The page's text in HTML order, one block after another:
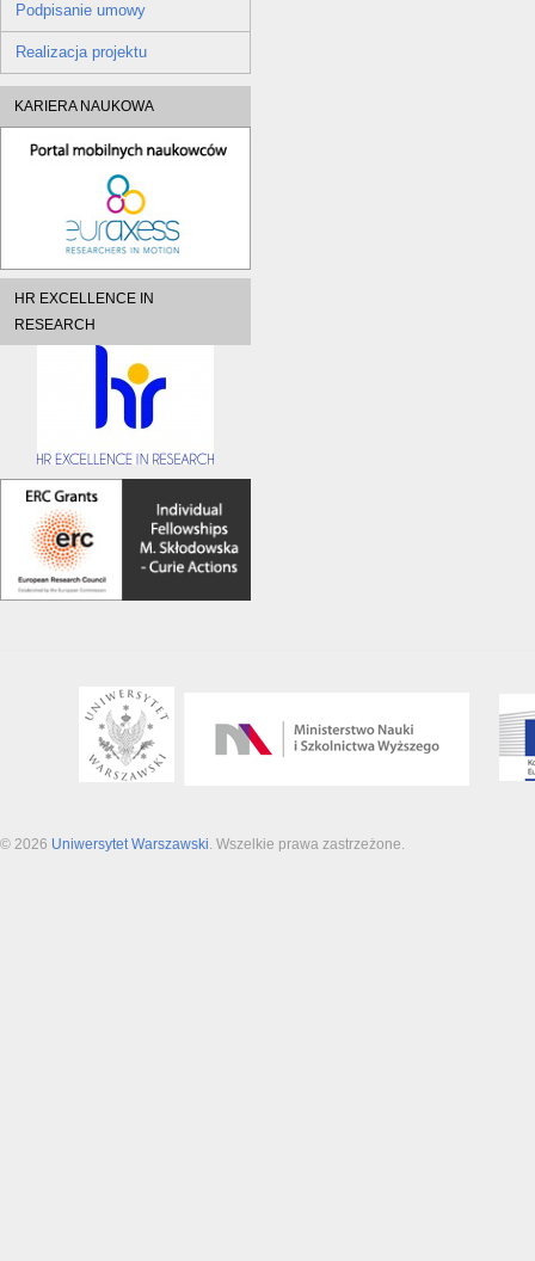
Podpisanie umowy
Realizacja projektu
KARIERA NAUKOWA
HR EXCELLENCE IN
RESEARCH
© 2026 Uniwersytet Warszawski . Wszelkie prawa zastrzeżone.